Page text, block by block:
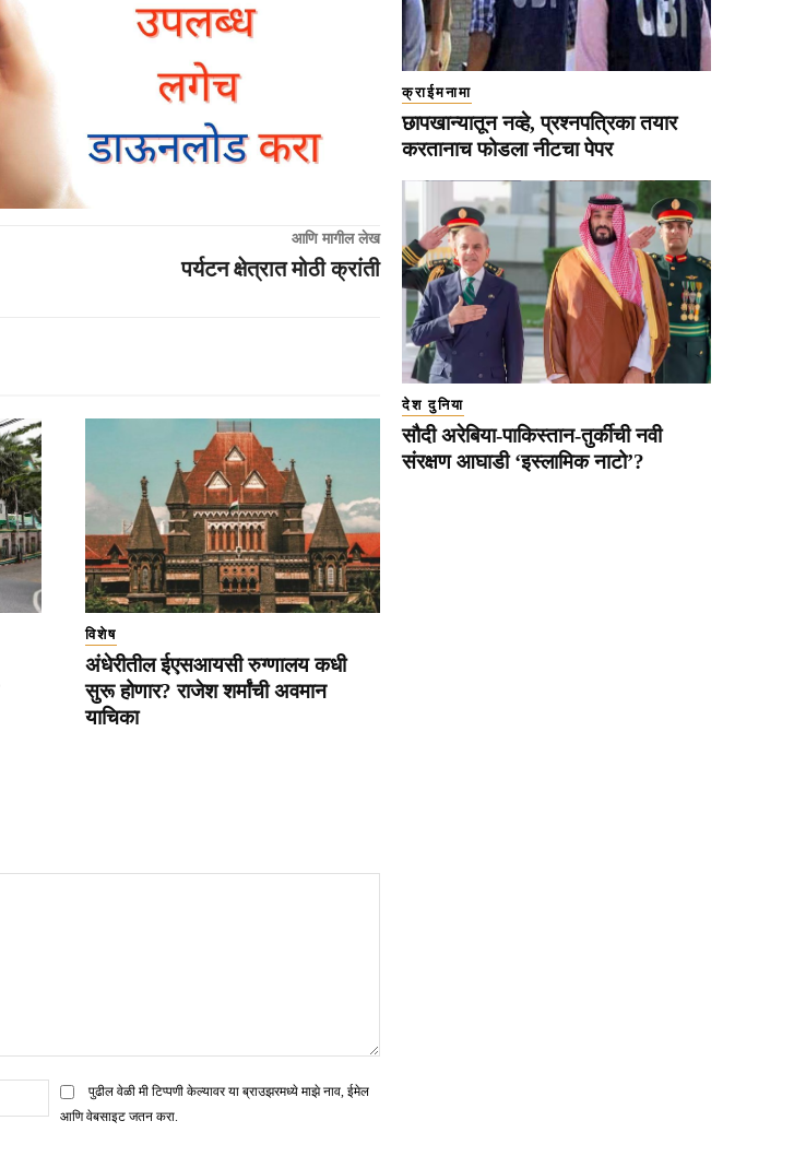
आणि मागील लेख
पर्यटन क्षेत्रात मोठी क्रांती
विशेष
अंधेरीतील ईएसआयसी रुग्णालय कधी
सुरू होणार? राजेश शर्मांची अवमान
याचिका
मेल*
पुढील वेळी मी टिप्पणी केल्यावर या ब्राउझरमध्ये माझे नाव, ईमेल
आणि वेबसाइट जतन करा.
क्राईमनामा
छापखान्यातून नव्हे, प्रश्नपत्रिका तयार
करतानाच फोडला नीटचा पेपर
देश दुनिया
सौदी अरेबिया-पाकिस्तान-तुर्कीची नवी
संरक्षण आघाडी ‘इस्लामिक नाटो’?